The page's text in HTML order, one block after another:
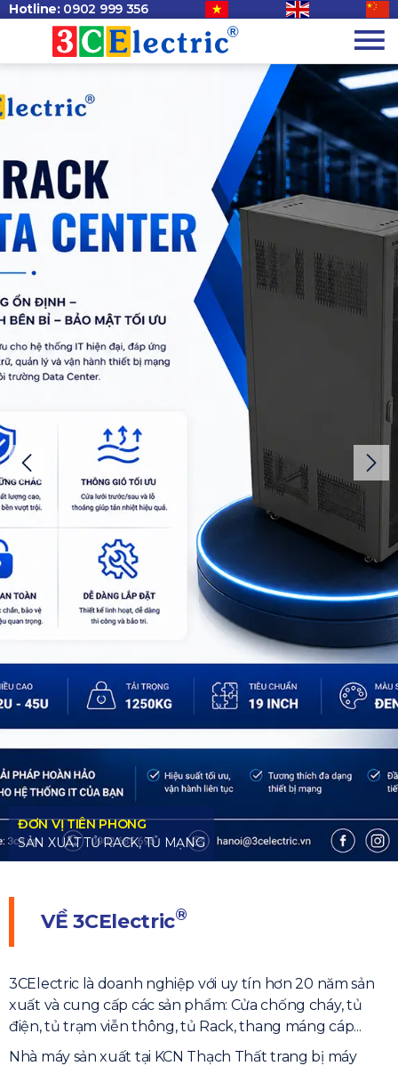
Hotline: 0902 999 356
TỦ MẠNG
VỀ3CElectric®
3CElectric là doanh nghiệp với uy tín hơn 20 năm sản
xuất và cung cấp các sản phẩm: Cửa chống cháy, tủ
điện, tủ trạm viễn thông, tủ Rack, thang máng cáp...
Nhà máy sản xuất tại KCN Thạch Thất trang bị máy